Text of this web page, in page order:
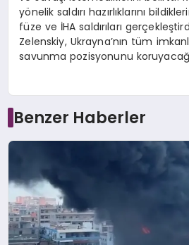
yönelik saldırı hazırlıklarını
füze ve İHA saldırıları
Zelenskiy, Ukrayna’nın tüm
savunma pozisyonunu
Benzer Haberler